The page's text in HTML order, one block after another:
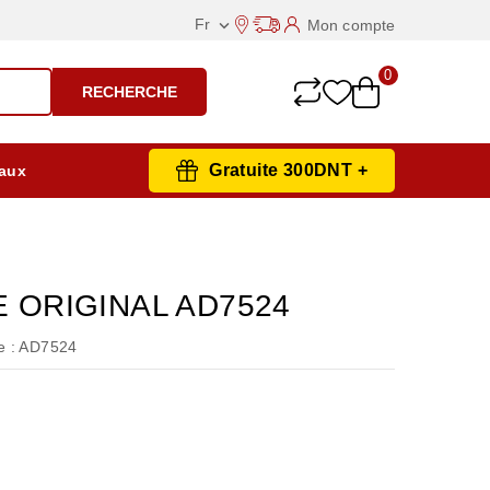
Fr  Mon compte
RECHERCHE
0
Gratuite 300DNT +
ORIGINAL AD7524
: AD7524